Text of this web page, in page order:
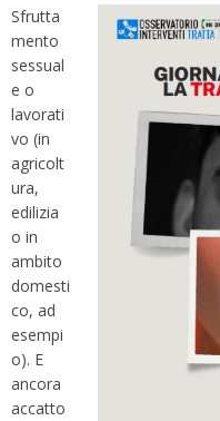
Sfrutta
mento
sessual
e o
lavorati
vo (in
agricolt
ura,
edilizia
o in
ambito
domesti
co, ad
esempi
o). E
ancora
accatto